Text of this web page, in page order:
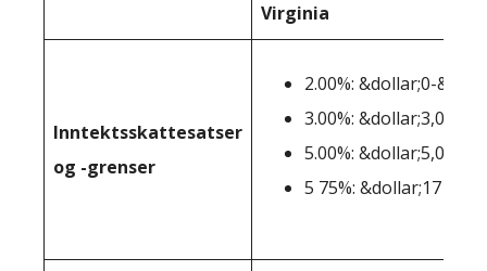
Virginia
Inntektsskattesatser
og -grenser
2.00%: &dollar;0-
3.00%: &dollar;3,001-
5.00%: &dollar;5,001-
5 75%: &dollar;17 001+